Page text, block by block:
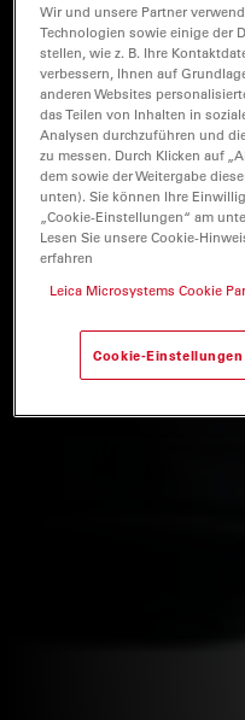
Wir und unsere Partner
Technologien sowie einige der
stellen, wie z. B. Ihre
verbessern, Ihnen auf
anderen Websites
das Teilen von Inhalten in
Analysen durchzuführen und
zu messen. Durch Klicken auf
dem sowie der Weitergabe
unten). Sie können Ihre
„Cookie-Einstellungen“ am
Lesen Sie unsere Cookie-
erfahren
Leica Microsystems Cookie
Cookie-Einstellungen